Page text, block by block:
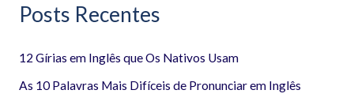
u
s
a
Posts Recentes
12 Gírias em Inglês que Os Nativos Usam
As 10 Palavras Mais Difíceis de Pronunciar em Inglês